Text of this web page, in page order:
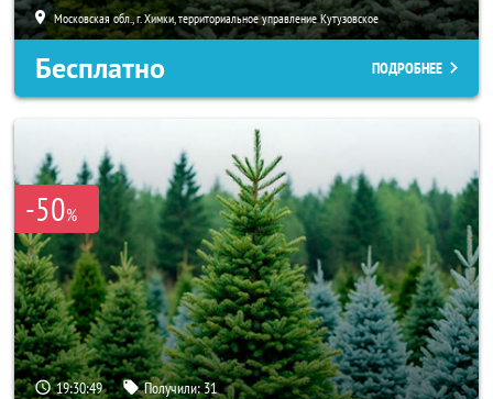
Московская обл., г. Химки, территориальное управление Кутузовское
Бесплатно ПОДРОБНЕЕ
-50%
19:30:48 Получили:31